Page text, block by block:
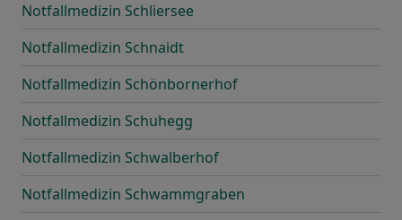
Notfallmedizin Schliersee
Notfallmedizin Schnaidt
Notfallmedizin Schönbornerhof
Notfallmedizin Schuhegg
Notfallmedizin Schwalberhof
Notfallmedizin Schwammgraben